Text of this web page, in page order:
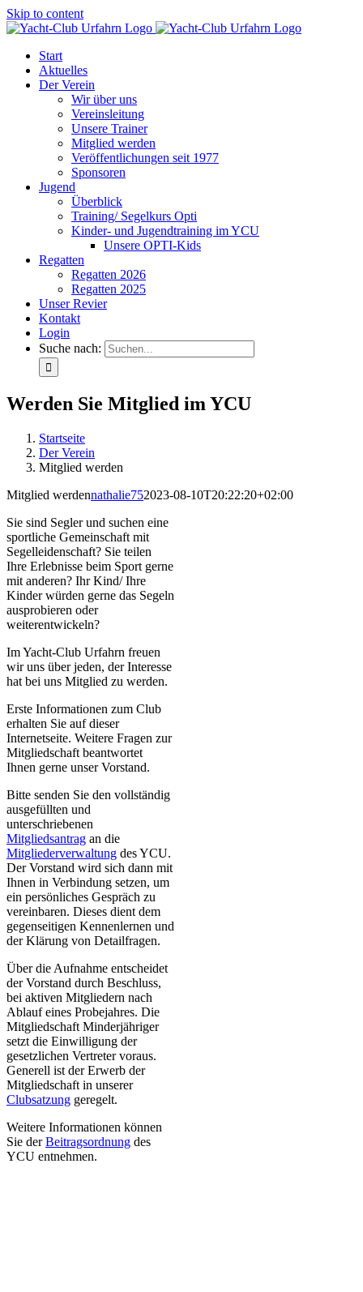
Skip to content
Start
Aktuelles
Der Verein
Wir über uns
Vereinsleitung
Unsere Trainer
Mitglied werden
Veröffentlichungen seit 1977
Sponsoren
Jugend
Überblick
Training/ Segelkurs Opti
Kinder- und Jugendtraining im YCU
Unsere OPTI-Kids
Regatten
Regatten 2026
Regatten 2025
Unser Revier
Kontakt
Login
Suche nach:
Werden Sie Mitglied im YCU
Startseite
Der Verein
Mitglied werden
Mitglied werdennathalie752023-08-10T20:22:20+02:00
Sie sind Segler und suchen eine
sportliche Gemeinschaft mit
Segelleidenschaft? Sie teilen
Ihre Erlebnisse beim Sport gerne
mit anderen? Ihr Kind/ Ihre
Kinder würden gerne das Segeln
ausprobieren oder
weiterentwickeln?
Im Yacht-Club Urfahrn freuen
wir uns über jeden, der Interesse
hat bei uns Mitglied zu werden.
Erste Informationen zum Club
erhalten Sie auf dieser
Internetseite. Weitere Fragen zur
Mitgliedschaft beantwortet
Ihnen gerne unser Vorstand.
Bitte senden Sie den vollständig
ausgefüllten und
unterschriebenen
Mitgliedsantrag an die
Mitgliederverwaltung des YCU.
Der Vorstand wird sich dann mit
Ihnen in Verbindung setzen, um
ein persönliches Gespräch zu
vereinbaren. Dieses dient dem
gegenseitigen Kennenlernen und
der Klärung von Detailfragen.
Über die Aufnahme entscheidet
der Vorstand durch Beschluss,
bei aktiven Mitgliedern nach
Ablauf eines Probejahres. Die
Mitgliedschaft Minderjähriger
setzt die Einwilligung der
gesetzlichen Vertreter voraus.
Generell ist der Erwerb der
Mitgliedschaft in unserer
Clubsatzung geregelt.
Weitere Informationen können
Sie derBeitragsordnung des
YCU entnehmen.